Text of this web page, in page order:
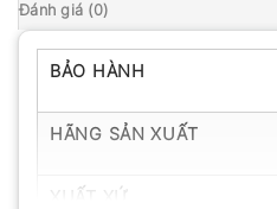
Đánh giá (0)
BẢO HÀNH
HÃNG SẢN XUẤT